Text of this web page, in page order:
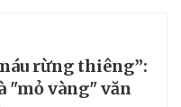
rừng thiêng”:
"mỏ vàng" văn